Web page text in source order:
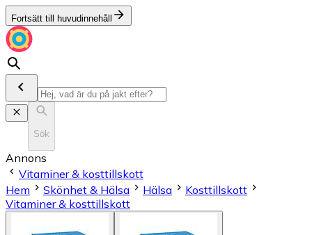
Fortsätt till huvudinnehåll
Sök
Annons
Vitaminer & kosttillskott
Hem
Skönhet & Hälsa Hälsa
Kosttillskott
Vitaminer & kosttillskott